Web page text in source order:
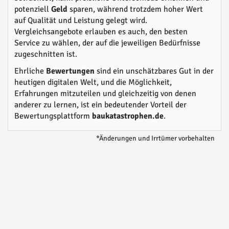
potenziell Geld sparen, während trotzdem hoher Wert
auf Qualität und Leistung gelegt wird.
Vergleichsangebote erlauben es auch, den besten
Service zu wählen, der auf die jeweiligen Bedürfnisse
zugeschnitten ist.
Ehrliche Bewertungen sind ein unschätzbares Gut in der
heutigen digitalen Welt, und die Möglichkeit,
Erfahrungen mitzuteilen und gleichzeitig von denen
anderer zu lernen, ist ein bedeutender Vorteil der
Bewertungsplattform baukatastrophen.de.
*Änderungen und Irrtümer vorbehalten